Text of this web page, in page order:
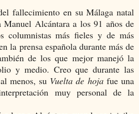
fallecimiento en su Málaga natal
Alcántara a los 91 años de
columnistas más fieles y de más
la prensa española durante más de
de los que mejor manejó la
y medio. Creo que durante las
menos, su Vuelta de hojafue una
muy personal de la